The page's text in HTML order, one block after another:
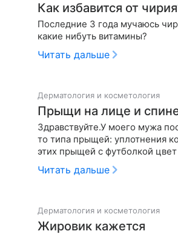
Как избавится от
Последние 3 года мучаюсь
какие нибуть витамины?
Читать дальше
Дерматология и косметология
Прыщи на лице и
Здравствуйте.У моего мужа
то типа прыщей: уплотнения
этих прыщей с футболкой
Читать дальше
Дерматология и косметология
Жировик кажется